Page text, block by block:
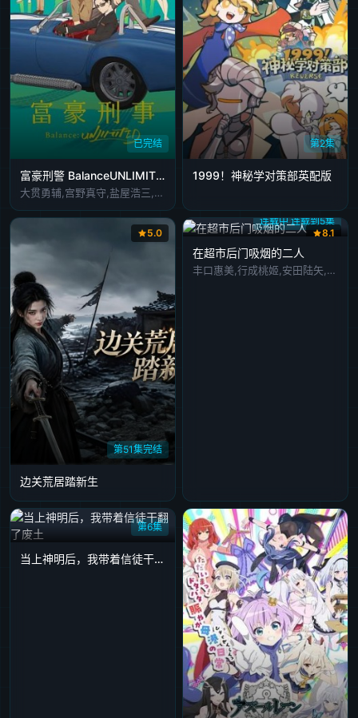
已完结
富豪刑警 BalanceUNLIMITED
大贯勇辅,宫野真守,盐屋浩三,神谷明,熊谷健太郎,上田丽奈,高桥伸也,小山力也,榎木淳弥,坂本真绫
第2集
1999！神秘学对策部英配版
第51集完结
5.0
边关荒居踏新生
连载中 连载到5集
8.1
在超市后门吸烟的二人
丰口惠美,行成桃姬,安田陆矢,佐藤拓也,星希成奏
第6集
当上神明后，我带着信徒干翻了废土